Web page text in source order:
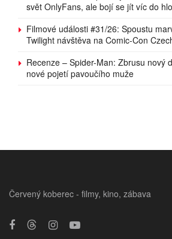
svět OnlyFans, ale bojí se jít víc do
Filmové události #31/26: Spoustu
Twilight návštěva na Comic-Con
Recenze – Spider-Man: Zbrusu nový
nové pojetí pavoučího muže
Červený koberec - filmy, kino, zábava